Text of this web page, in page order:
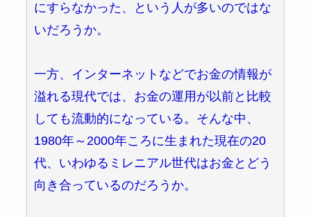
にすらなかった、という人が多いのではな
いだろうか。
一方、インターネットなどでお金の情報が
溢れる現代では、お金の運用が以前と比較
しても流動的になっている。そんな中、
1980年～2000年ころに生まれた現在の20
代、いわゆるミレニアル世代はお金とどう
向き合っているのだろうか。